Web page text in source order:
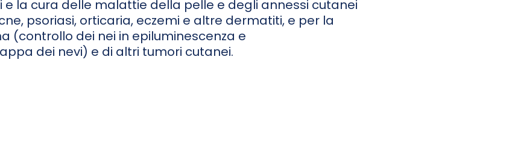
la cura delle malattie della pelle e degli annessi cutanei
psoriasi, orticaria, eczemi e altre dermatiti, e per la
(controllo dei nei in epiluminescenza e
dei nevi) e di altri tumori cutanei.